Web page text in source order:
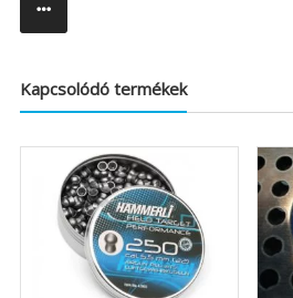
Kapcsolódó termékek